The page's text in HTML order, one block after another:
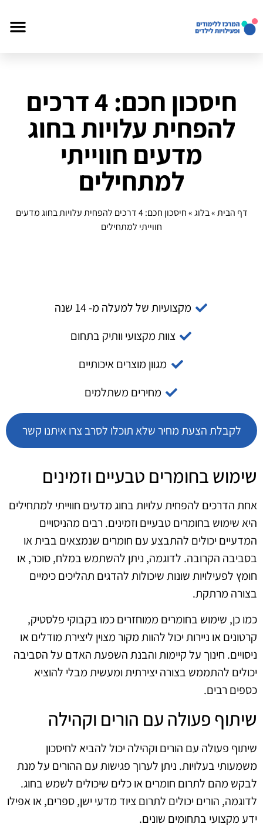
חיסכון חכם: 4 דרכים
להפחית עלויות בחוג
מדעים חווייתי
למתחילים
דף הבית»בלוג»
חיסכון חכם: 4 דרכים להפחית עלויות בחוג מדעים
חווייתי למתחילים
מקצועיות של למעלה מ- 14 שנה
צוות מקצועי וותיק בתחום
מגוון מוצרים איכותיים
מחירים משתלמים
לקבלת הצעת מחיר שלא תוכלו לסרב צרו איתנו קשר
שימוש בחומרים טבעיים וזמינים
אחת הדרכים להפחית עלויות בחוג מדעים חווייתי למתחילים
היא שימוש בחומרים טבעיים וזמינים. רבים מהניסויים
המדעיים יכולים להתבצע עם חומרים שנמצאים בבית או
בסביבה הקרובה. לדוגמה, ניתן להשתמש במלח, סוכר, או
חומץ לפעילויות שונות שיכולות להדגים תהליכים כימיים
בצורה מרתקת.
כמו כן, שימוש בחומרים ממוחזרים כמו בקבוקי פלסטיק,
קרטונים או ניירות יכול להוות מקור מצוין ליצירת מודלים או
ניסויים. חינוך על קיימות והבנת השפעת האדם על הסביבה
יכולים להתממש בצורה יצירתית ומעשית מבלי להוציא
כספים רבים.
שיתוף פעולה עם הורים וקהילה
שיתוף פעולה עם הורים וקהילה יכול להביא לחיסכון
משמעותי בעלויות. ניתן לערוך פגישות עם ההורים על מנת
לבקש מהם לתרום חומרים או כלים שיכולים לשמש בחוג.
לדוגמה, הורים יכולים לתרום ציוד מדעי ישן, ספרים, או אפילו
ידע מקצועי בתחומים שונים.